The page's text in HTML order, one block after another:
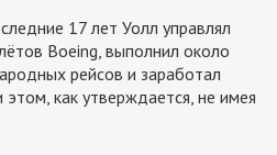
17 лет Уолл управлял
Boeing, выполнил около
рейсов и заработал
как утверждается, не имея